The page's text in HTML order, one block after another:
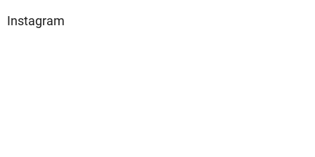
Instagram